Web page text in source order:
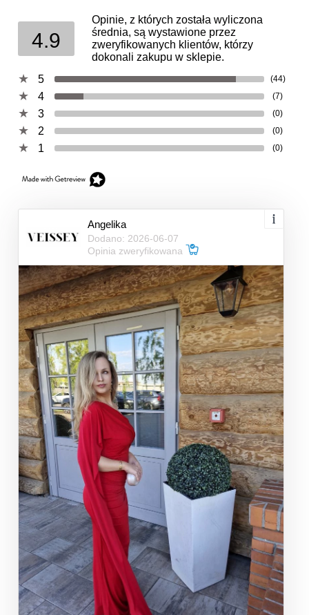
4.9
Opinie, z których została wyliczona
średnia, są wystawione przez
zweryfikowanych klientów, którzy
dokonali zakupu w sklepie.
5
(44)
4 (7)
3 (0)
2 (0)
1 (0)
Angelika
Dodano: 2026-06-07
Opinia zweryfikowana